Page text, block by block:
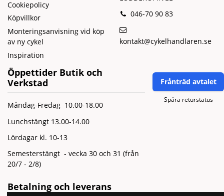
Cookiepolicy
Köpvillkor
Monteringsanvisning vid köp
av ny cykel
Inspiration
046-70 90 83
kontakt@cykelhandlaren.se
Öppettider Butik och
Verkstad
Måndag-Fredag 10.00-18.00
Lunchstängt 13.00-14.00
Lördagar kl. 10-13
Semesterstängt - vecka 30 och 31 (från
20/7 - 2/8)
Frånträd avtalet
Spåra returstatus
Betalning och leverans